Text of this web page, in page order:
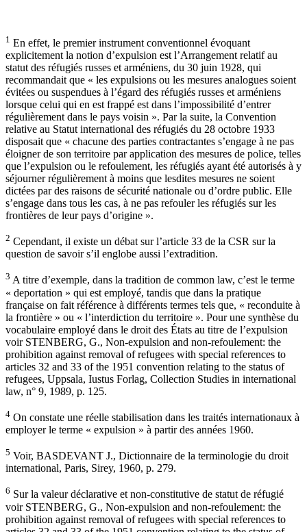
1 En effet, le premier instrument conventionnel évoquant
explicitement la notion d’expulsion est l’Arrangement relatif au
statut des réfugiés russes et arméniens, du 30 juin 1928, qui
recommandait que « les expulsions ou les mesures analogues soient
évitées ou suspendues à l’égard des réfugiés russes et arméniens
lorsque celui qui en est frappé est dans l’impossibilité d’entrer
régulièrement dans le pays voisin ». Par la suite, la Convention
relative au Statut international des réfugiés du 28 octobre 1933
disposait que « chacune des parties contractantes s’engage à ne pas
éloigner de son territoire par application des mesures de police, telles
que l’expulsion ou le refoulement, les réfugiés ayant été autorisés à y
séjourner régulièrement à moins que lesdites mesures ne soient
dictées par des raisons de sécurité nationale ou d’ordre public. Elle
s’engage dans tous les cas, à ne pas refouler les réfugiés sur les
frontières de leur pays d’origine ».
2 Cependant, il existe un débat sur l’article 33 de la CSR sur la
question de savoir s’il englobe aussi l’extradition.
3 A titre d’exemple, dans la tradition de common law, c’est le terme
« deportation » qui est employé, tandis que dans la pratique
française on fait référence à différents termes tels que, « reconduite à
la frontière » ou « l’interdiction du territoire ». Pour une synthèse du
vocabulaire employé dans le droit des États au titre de l’expulsion
voir STENBERG, G., Non-expulsion and non-refoulement: the
prohibition against removal of refugees with special references to
articles 32 and 33 of the 1951 convention relating to the status of
refugees, Uppsala, Iustus Forlag, Collection Studies in international
law, n° 9, 1989, p. 125.
4 On constate une réelle stabilisation dans les traités internationaux à
employer le terme « expulsion » à partir des années 1960.
5 Voir, BASDEVANT J., Dictionnaire de la terminologie du droit
international, Paris, Sirey, 1960, p. 279.
6 Sur la valeur déclarative et non-constitutive de statut de réfugié
voir STENBERG, G., Non-expulsion and non-refoulement: the
prohibition against removal of refugees with special references to